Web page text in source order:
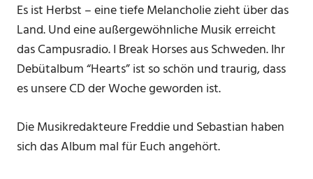
Es ist Herbst – eine tiefe Melancholie zieht über das
Land. Und eine außergewöhnliche Musik erreicht
das Campusradio. I Break Horses aus Schweden. Ihr
Debütalbum “Hearts” ist so schön und traurig, dass
es unsere CD der Woche geworden ist.
Die Musikredakteure Freddie und Sebastian haben
sich das Album mal für Euch angehört.